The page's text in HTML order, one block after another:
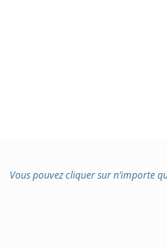
Vous pouvez cliquer sur n’importe